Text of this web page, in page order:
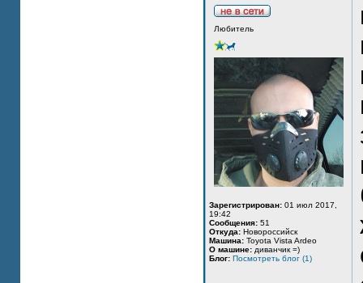
Любитель
Зарегистрирован: 01 июл 2017,
19:42
Сообщения: 51
Откуда: Новороссийск
Машина: Toyota Vista Ardeo
О машине: диванчик =)
Блог: Посмотреть блог (1)